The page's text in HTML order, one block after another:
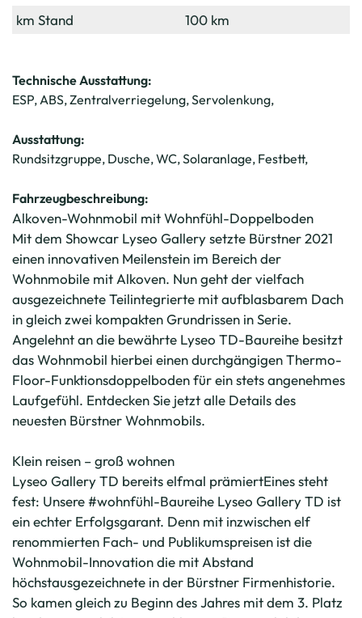
km Stand
100 km
Technische Ausstattung:
ESP, ABS, Zentralverriegelung, Servolenkung,
Ausstattung:
Rundsitzgruppe, Dusche, WC, Solaranlage, Festbett,
Fahrzeugbeschreibung:
Alkoven-Wohnmobil mit Wohnfühl-Doppelboden
Mit dem Showcar Lyseo Gallery setzte Bürstner 2021
einen innovativen Meilenstein im Bereich der
Wohnmobile mit Alkoven. Nun geht der vielfach
ausgezeichnete Teilintegrierte mit aufblasbarem Dach
in gleich zwei kompakten Grundrissen in Serie.
Angelehnt an die bewährte Lyseo TD-Baureihe besitzt
das Wohnmobil hierbei einen durchgängigen Thermo-
Floor-Funktionsdoppelboden für ein stets angenehmes
Laufgefühl. Entdecken Sie jetzt alle Details des
neuesten Bürstner Wohnmobils.
Klein reisen – groß wohnen
Lyseo Gallery TD bereits elfmal prämiertEines steht
fest: Unsere #wohnfühl-Baureihe Lyseo Gallery TD ist
ein echter Erfolgsgarant. Denn mit inzwischen elf
renommierten Fach- und Publikumspreisen ist die
Wohnmobil-Innovation die mit Abstand
höchstausgezeichnete in der Bürstner Firmenhistorie.
So kamen gleich zu Beginn des Jahres mit dem 3. Platz